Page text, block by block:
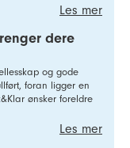
Les mer
dere
og gode
foran ligger en
ønsker foreldre
Les mer